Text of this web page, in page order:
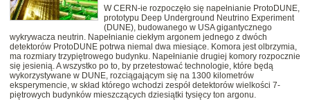
W CERN-ie rozpoczęło się napełnianie ProtoDUNE,
prototypu Deep Underground Neutrino Experiment
(DUNE), budowanego w USA gigantycznego
wykrywacza neutrin. Napełnianie ciekłym argonem jednego z dwóch
detektorów ProtoDUNE potrwa niemal dwa miesiące. Komora jest olbrzymia,
ma rozmiary trzypiętrowego budynku. Napełnianie drugiej komory rozpocznie
się jesienią. A wszystko po to, by przetestować technologie, które będą
wykorzystywane w DUNE, rozciągającym się na 1300 kilometrów
eksperymencie, w skład którego wchodzi zespół detektorów wielkości 7-
piętrowych budynków mieszczących dziesiątki tysięcy ton argonu.